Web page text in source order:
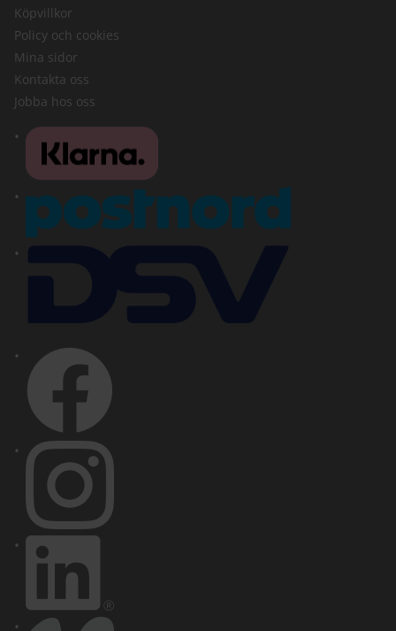
Köpvillkor
Policy och cookies
Mina sidor
Kontakta oss
Jobba hos oss